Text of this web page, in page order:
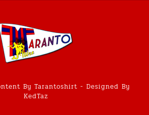
By Tarantoshirt - Designed By
KedTaz